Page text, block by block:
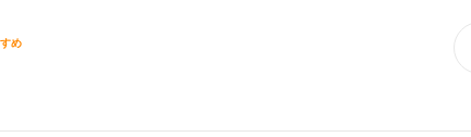
め